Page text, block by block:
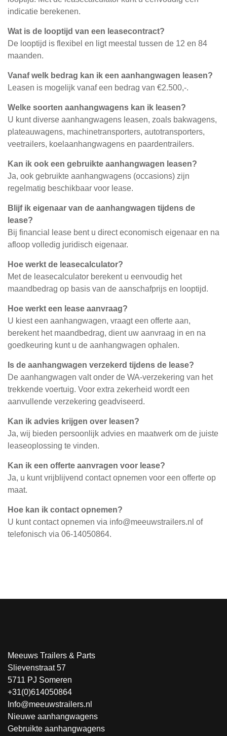
indicatie berekenen.
Wat is de looptijd van een leasecontract?
De looptijd is flexibel en ligt meestal tussen de 12 en 84
maanden.
Vanaf welk bedrag kan ik een aanhangwagen leasen?
Leasen is mogelijk vanaf een bedrag van €2.500,-.
Welke soorten aanhangwagens kan ik leasen?
U kunt diverse aanhangwagens leasen, zoals bakwagens,
plateauwagens, machinetransporters, autotransporters,
veetrailers, koelaanhangwagens en paardentrailers.
Kan ik ook een gebruikte aanhangwagen leasen?
Ja, ook gebruikte aanhangwagens (occasions) zijn
regelmatig beschikbaar voor lease.
Blijf ik eigenaar van de aanhangwagen tijdens de
lease?
Bij financial lease bent u direct economisch eigenaar en na
afloop volledig juridisch eigenaar.
Hoe werkt de leasecalculator?
Met de leasecalculator berekent u eenvoudig het
maandbedrag op basis van de aanschafprijs en looptijd.
Hoe werkt een lease aanvraag?
U kiest een aanhangwagen, vraagt een offerte aan,
berekent het maandbedrag, dient uw aanvraag in en na
goedkeuring kunt u de aanhangwagen ophalen.
Is de aanhangwagen verzekerd tijdens de lease?
De aanhangwagen valt onder de WA-verzekering van het
trekkende voertuig. Voor extra zekerheid wordt een
aanvullende verzekering geadviseerd.
Kan ik advies krijgen over leasen?
Ja, wij bieden persoonlijk advies en maatwerk om de juiste
leaseoplossing te vinden.
Kan ik een offerte aanvragen voor lease?
Ja, u kunt vrijblijvend contact opnemen voor een offerte op
maat.
Hoe kan ik contact opnemen?
U kunt contact opnemen via info@meeuwstrailers.nl of
telefonisch via 06-14050864.
Meeuws Trailers & Parts
Slievenstraat 57
5711 PJ Someren
+31(0)614050864
Info@meeuwstrailers.nl
Nieuwe aanhangwagens
Gebruikte aanhangwagens